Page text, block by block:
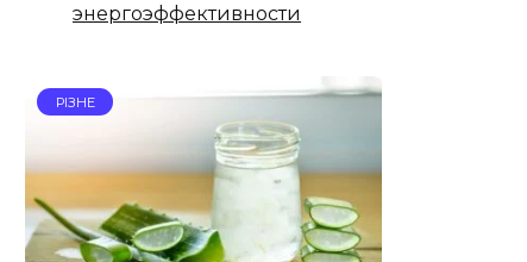
энергоэффективности
РІЗНЕ